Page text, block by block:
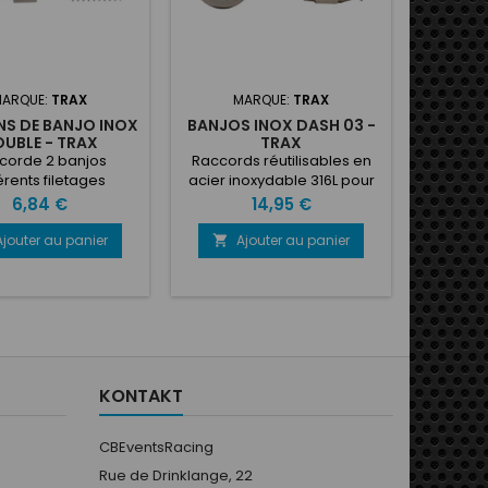
TRAX
DE BANJO INOX
- TRAX
2 banjos
filetages
à ajouter : joints
(non inclus)
Prix
6,84 €
au panier
MARQUE: TRAX
BANJOS INOX DASH 03 -
TRAX
Raccords réutilisables en
acier inoxydable 316L pour
conduite de frein en PTFE
-03. Banjo pour vis de 10
mm. Utilisés uniquement en
compétition, car ces
Prix
14,95 €
 Ajouter au panier
03
Même

KONTAKT
CBEventsRacing
Rue de Drinklange, 22